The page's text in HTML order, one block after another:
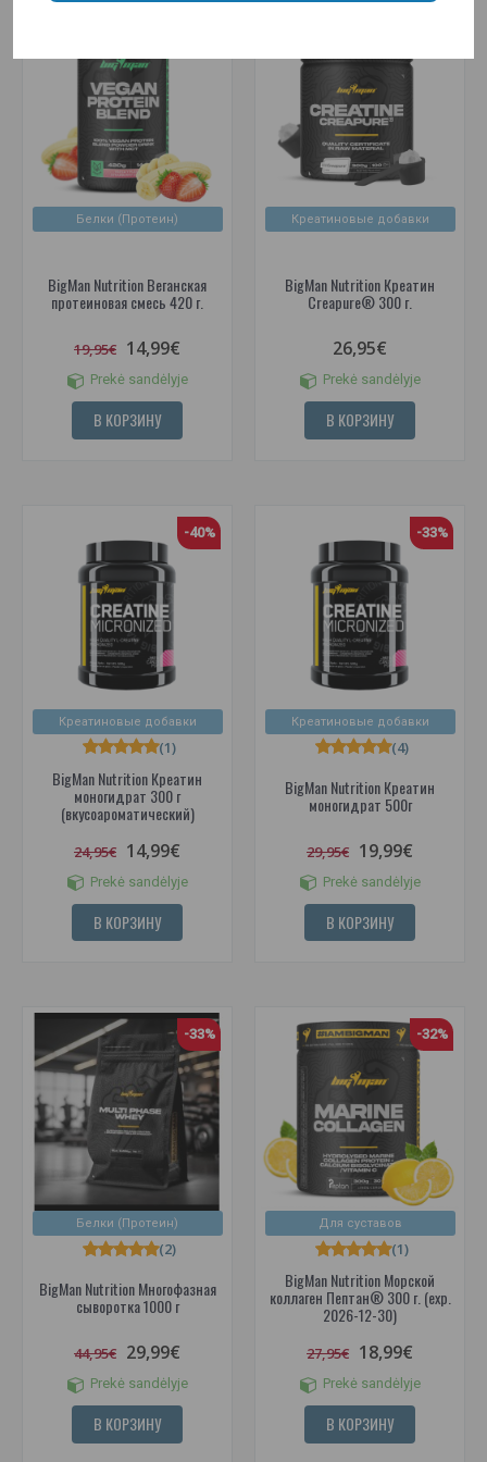
Белки (Протеин)
BigMan Nutrition Веганская
протеиновая смесь 420 г.
19,95€ 14,99€
Prekė sandėlyje
В КОРЗИНУ
Креатиновые добавки
BigMan Nutrition Креатин
Creapure® 300 г.
26,95€
Prekė sandėlyje
В КОРЗИНУ
Креатиновые добавки
-40%
BigMan Nutrition Креатин
моногидрат 300 г
(вкусоароматический)
(1)
24,95€ 14,99€
Prekė sandėlyje
В КОРЗИНУ
Креатиновые добавки
-33%
BigMan Nutrition Креатин
моногидрат 500г
(4)
29,95€ 19,99€
Prekė sandėlyje
В КОРЗИНУ
Белки (Протеин)
-33%
BigMan Nutrition Многофазная
сыворотка 1000 г
(2)
44,95€ 29,99€
Prekė sandėlyje
В КОРЗИНУ
Для суставов
-32%
BigMan Nutrition Морской
коллаген Пептан® 300 г. (exp.
2026-12-30)
(1)
27,95€ 18,99€
Prekė sandėlyje
В КОРЗИНУ